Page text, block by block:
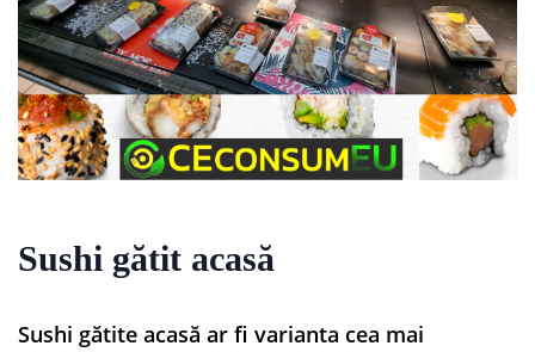
Sushi gătit acasă
Sushi gătite acasă ar fi varianta cea mai